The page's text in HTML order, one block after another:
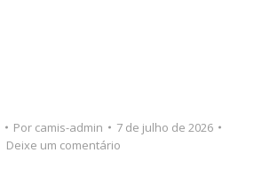
Por camis-admin
7 de julho de 2026
Deixe um comentário